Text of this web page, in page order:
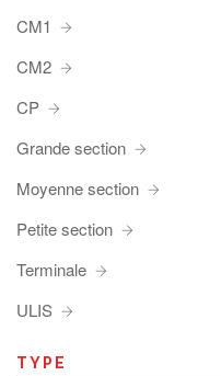
CM1
CM2
CP
Grande section
Moyenne section
Petite section
Terminale
ULIS
TYPE